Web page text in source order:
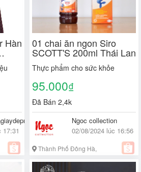
Hàn
17:31
01 chai ăn ngon Siro
SCOTT'S 200ml Thái Lan
Thực phẩm cho sức khỏe
95.000₫
Đã Bán 2,4k
Ngoc collection
02/08/2024 lúc 16:56
Thành Phố Đông Hà,